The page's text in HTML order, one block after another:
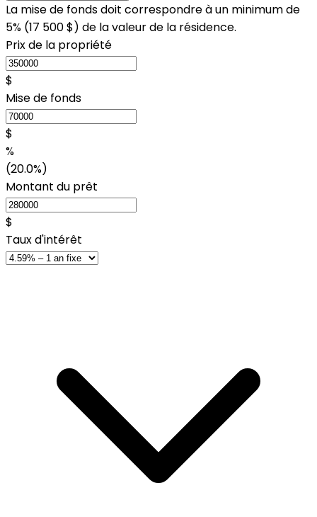
La mise de fonds doit correspondre à un minimum de
5% (17 500 $) de la valeur de la résidence.
Prix de la propriété
$
Mise de fonds
$
%
(20.0%)
Montant du prêt
$
Taux d'intérêt